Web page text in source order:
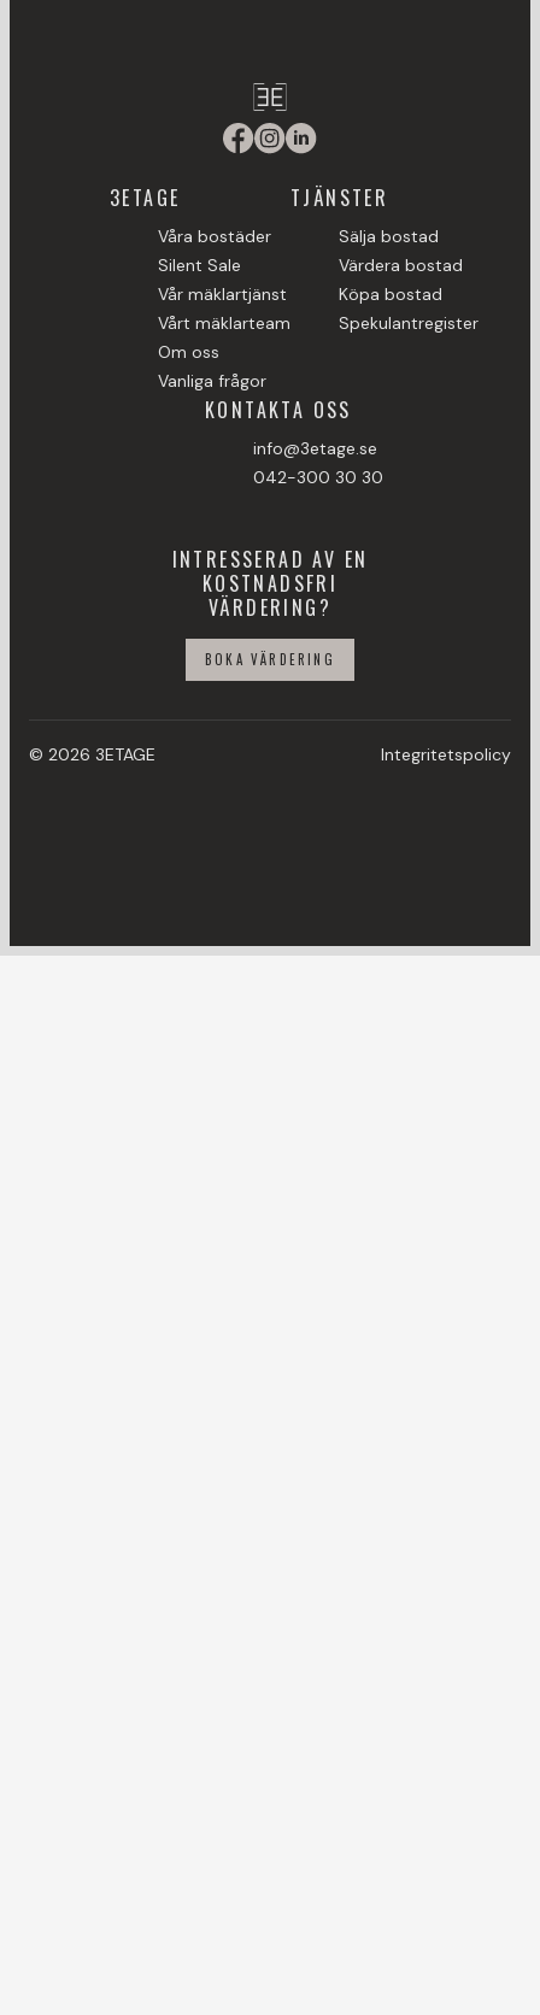
3ETAGE
Våra bostäder
Silent Sale
Vår mäklartjänst
Vårt mäklarteam
Om oss
Vanliga frågor
TJÄNSTER
Sälja bostad
Värdera bostad
Köpa bostad
Spekulantregister
KONTAKTA OSS
info@3etage.se
042-300 30 30
INTRESSERAD AV EN
KOSTNADSFRI
VÄRDERING?
BOKA VÄRDERING
© 2026 3ETAGE Integritetspolicy